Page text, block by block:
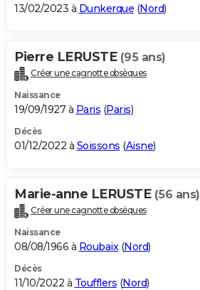
13/02/2023 à Dunkerque (Nord)
Pierre LERUSTE (95 ans)
Créer une cagnotte obsèques
Naissance
19/09/1927 à Paris (Paris)
Décès
01/12/2022 à Soissons (Aisne)
Marie-anne LERUSTE (56 ans)
Créer une cagnotte obsèques
Naissance
08/08/1966 à Roubaix (Nord)
Décès
11/10/2022 à Toufflers (Nord)